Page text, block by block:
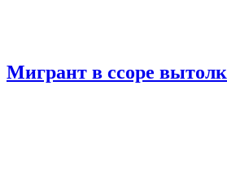
Мигрант в ссоре